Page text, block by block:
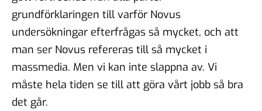
grundförklaringen till varför Novus
undersökningar efterfrågas så mycket, och att
man ser Novus refereras till så mycket i
massmedia. Men vi kan inte slappna av. Vi
måste hela tiden se till att göra vårt jobb så bra
det går.